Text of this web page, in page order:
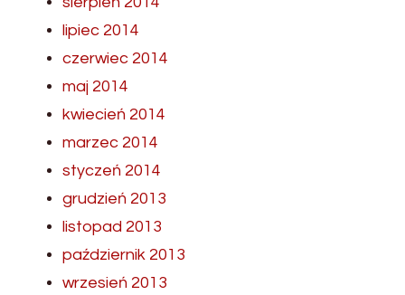
lipiec 2014
czerwiec 2014
maj 2014
kwiecień 2014
marzec 2014
styczeń 2014
grudzień 2013
listopad 2013
październik 2013
wrzesień 2013